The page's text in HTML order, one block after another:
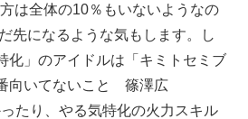
は全体の10％もいないようなの
先になるような気もします。し
化」のアイドルは「キミトセミブ
向いてないこと 篠澤広
たり、やる気特化の火力スキル